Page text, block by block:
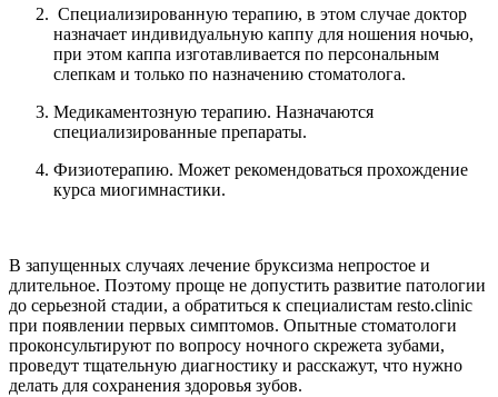
Специализированную терапию, в этом случае доктор
назначает индивидуальную каппу для ношения ночью,
при этом каппа изготавливается по персональным
слепкам и только по назначению стоматолога.
Медикаментозную терапию. Назначаются
специализированные препараты.
Физиотерапию. Может рекомендоваться прохождение
курса миогимнастики.
В запущенных случаях лечение бруксизма непростое и
длительное. Поэтому проще не допустить развитие патологии
до серьезной стадии, а обратиться к специалистам resto.clinic
при появлении первых симптомов. Опытные стоматологи
проконсультируют по вопросу ночного скрежета зубами,
проведут тщательную диагностику и расскажут, что нужно
делать для сохранения здоровья зубов.